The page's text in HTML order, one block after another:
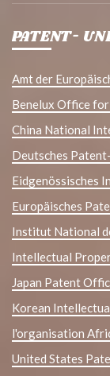
PATENT-
Amt der
Benelux Office
China National
Deutsches
Eidgenössisches
Europäisches
Institut National
Intellectual
Japan Patent
Korean
l'organisation
United States